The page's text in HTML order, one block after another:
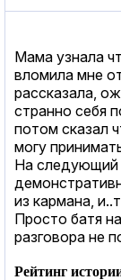
Мама узнала
вломила мне
рассказала,
странно себя
потом сказал
могу
На следующий
из кармана,
Просто батя
разговора не
Рейтинг